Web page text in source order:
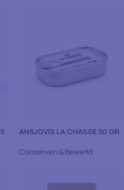
ANSJOVIS LA CHASSE 50 GR
Conserven & Bewerkt